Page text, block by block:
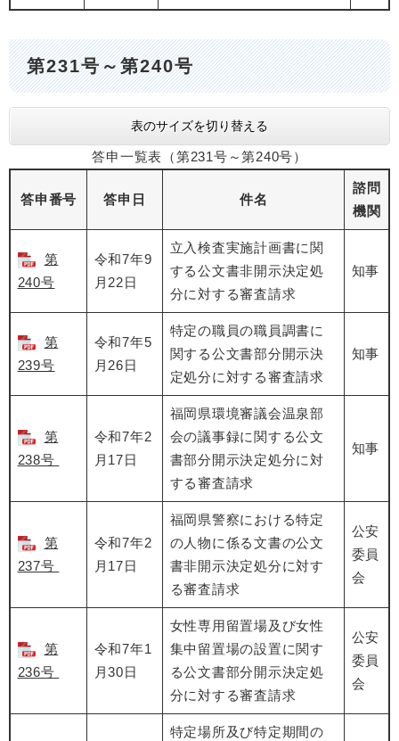
第231号～第240号
表のサイズを切り替える
答申一覧表（第231号～第240号）
答申番号 答申日 件名
諮問
機関
第
240号
令和7年9
月22日
立入検査実施計画書に関
する公文書非開示決定処
分に対する審査請求
知事
第
239号
令和7年5
月26日
特定の職員の職員調書に
関する公文書部分開示決
定処分に対する審査請求
知事
第
238号
令和7年2
月17日
福岡県環境審議会温泉部
会の議事録に関する公文
書部分開示決定処分に対
する審査請求
知事
第
237号
令和7年2
月17日
福岡県警察における特定
の人物に係る文書の公文
書非開示決定処分に対す
る審査請求
公安
委員
会
第
236号
令和7年1
月30日
女性専用留置場及び女性
集中留置場の設置に関す
る公文書部分開示決定処
分に対する審査請求
公安
委員
会
特定場所及び特定期間の